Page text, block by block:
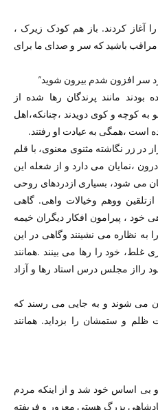
آغاز کردند. باز هم کودک زیرک ،
باشید که سر و صدای ما برای
سر افزون شدم بیرون شوید”
مانند پرندگان رها شده از
کوچه و کوی دویدند ،چنانکه،اهل
است ،همگی به عیادت او رفتند.
در زر نگاشته مثنوی معنوی، با قلم
،نمایان می دارد و از شعله این
می شود، بسیاری ازدردهای روحی
ووهم وخیالات واهی. گاهی
خود ، پیرامون افکار دیگران خیمه
به نظاره می نشینند وگاهی در این
غلط، خود را رها می بینند .همانند
رااز مجلس درس استاد رها و آزاد
می شوند و به جایی می رسند که
و ستمشان را بزداید. همانند
بی اساس خود شد و از اینکه مردم
بزرگ هستی معزور و فریفته